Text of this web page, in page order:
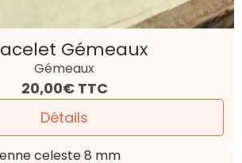
Gémeaux
Gémeaux
20,00€ TTC
Détails